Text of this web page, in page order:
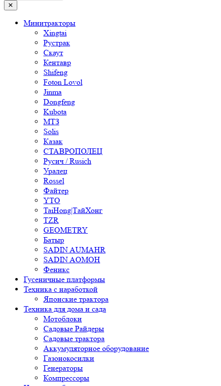
✕
Минитракторы
Xingtai
Рустрак
Скаут
Кентавр
Shifeng
Foton Lovol
Jinma
Dongfeng
Kubota
МТЗ
Solis
Казак
СТАВРОПОЛЕЦ
Русич / Rusich
Уралец
Rossel
Файтер
YTO
TaiHong|ТайХонг
TZR
GEOMETRY
Батыр
SADIN AUMAHR
SADIN AOMOH
Феникс
Гусеничные платформы
Техника с наработкой
Японские трактора
Техника для дома и сада
Мотоблоки
Садовые Райдеры
Садовые трактора
Аккумуляторное оборудование
Газонокосилки
Генераторы
Компрессоры